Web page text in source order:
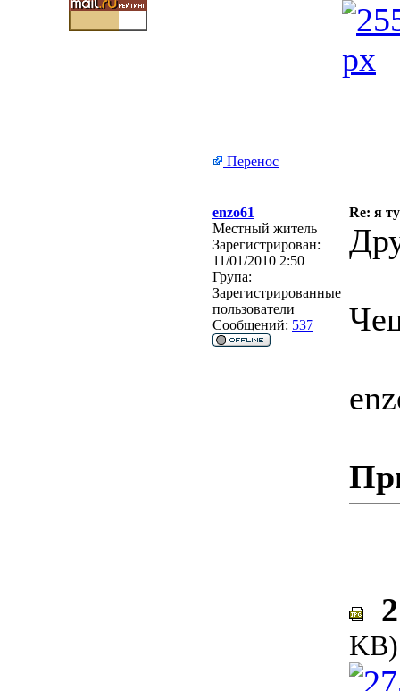
Перенос
enzo61
Re: я
Местный житель
Зарегистрирован:
11/01/2010 2:50
Група:
Зарегистрированные
пользователи
Сообщений: 537
KB)